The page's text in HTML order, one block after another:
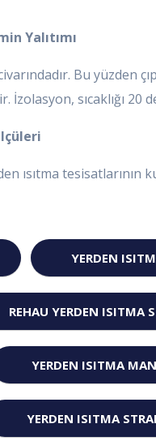
Yalıtımı
Bu yüzden
İzolasyon, sıcaklığı 20
ısıtma
YERDEN
REHAU YERDEN ISITMA
YERDEN ISITMA
YERDEN ISITMA